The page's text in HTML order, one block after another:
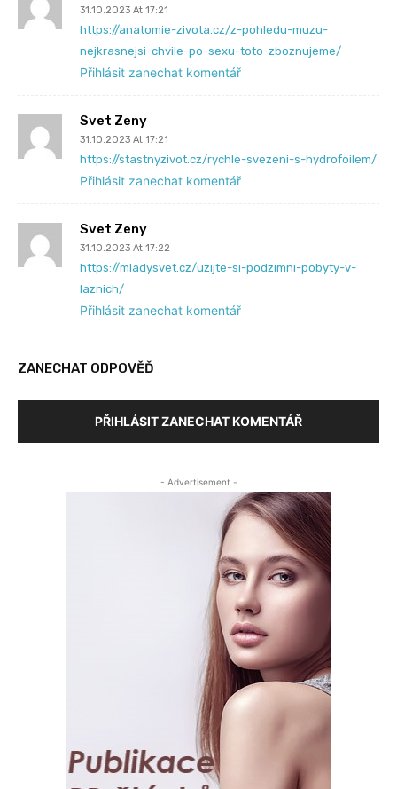
31.10.2023 At 17:21
https://anatomie-zivota.cz/z-pohledu-muzu-
nejkrasnejsi-chvile-po-sexu-toto-zboznujeme/
Přihlásit zanechat komentář
Svet Zeny
31.10.2023 At 17:21
https://stastnyzivot.cz/rychle-svezeni-s-hydrofoilem/
Přihlásit zanechat komentář
Svet Zeny
31.10.2023 At 17:22
https://mladysvet.cz/uzijte-si-podzimni-pobyty-v-
laznich/
Přihlásit zanechat komentář
ZANECHAT ODPOVĚĎ
PŘIHLÁSIT ZANECHAT KOMENTÁŘ
- Advertisement -